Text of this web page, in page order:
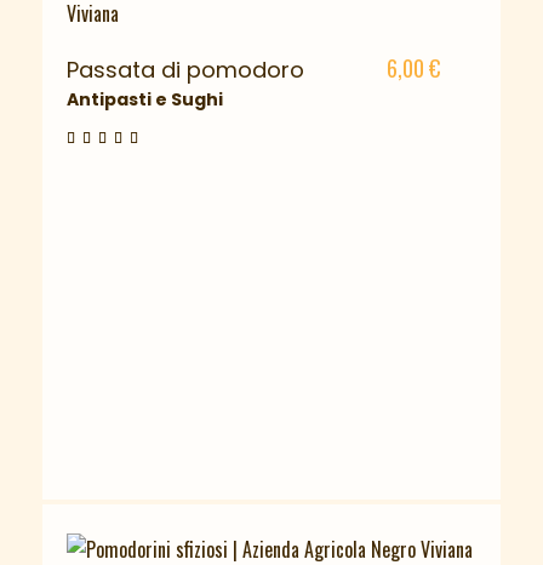
Passata di pomodoro
Antipasti e Sughi
6,00€